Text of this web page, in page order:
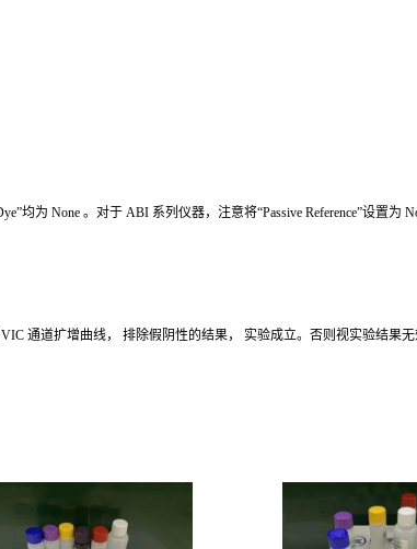
”均为 None 。对于 ABI 系列仪器，注意将“Passive Reference”设置为
VIC 通道扩增曲线， 排除假阴性的结果，
实验成立。否则视实验结果无